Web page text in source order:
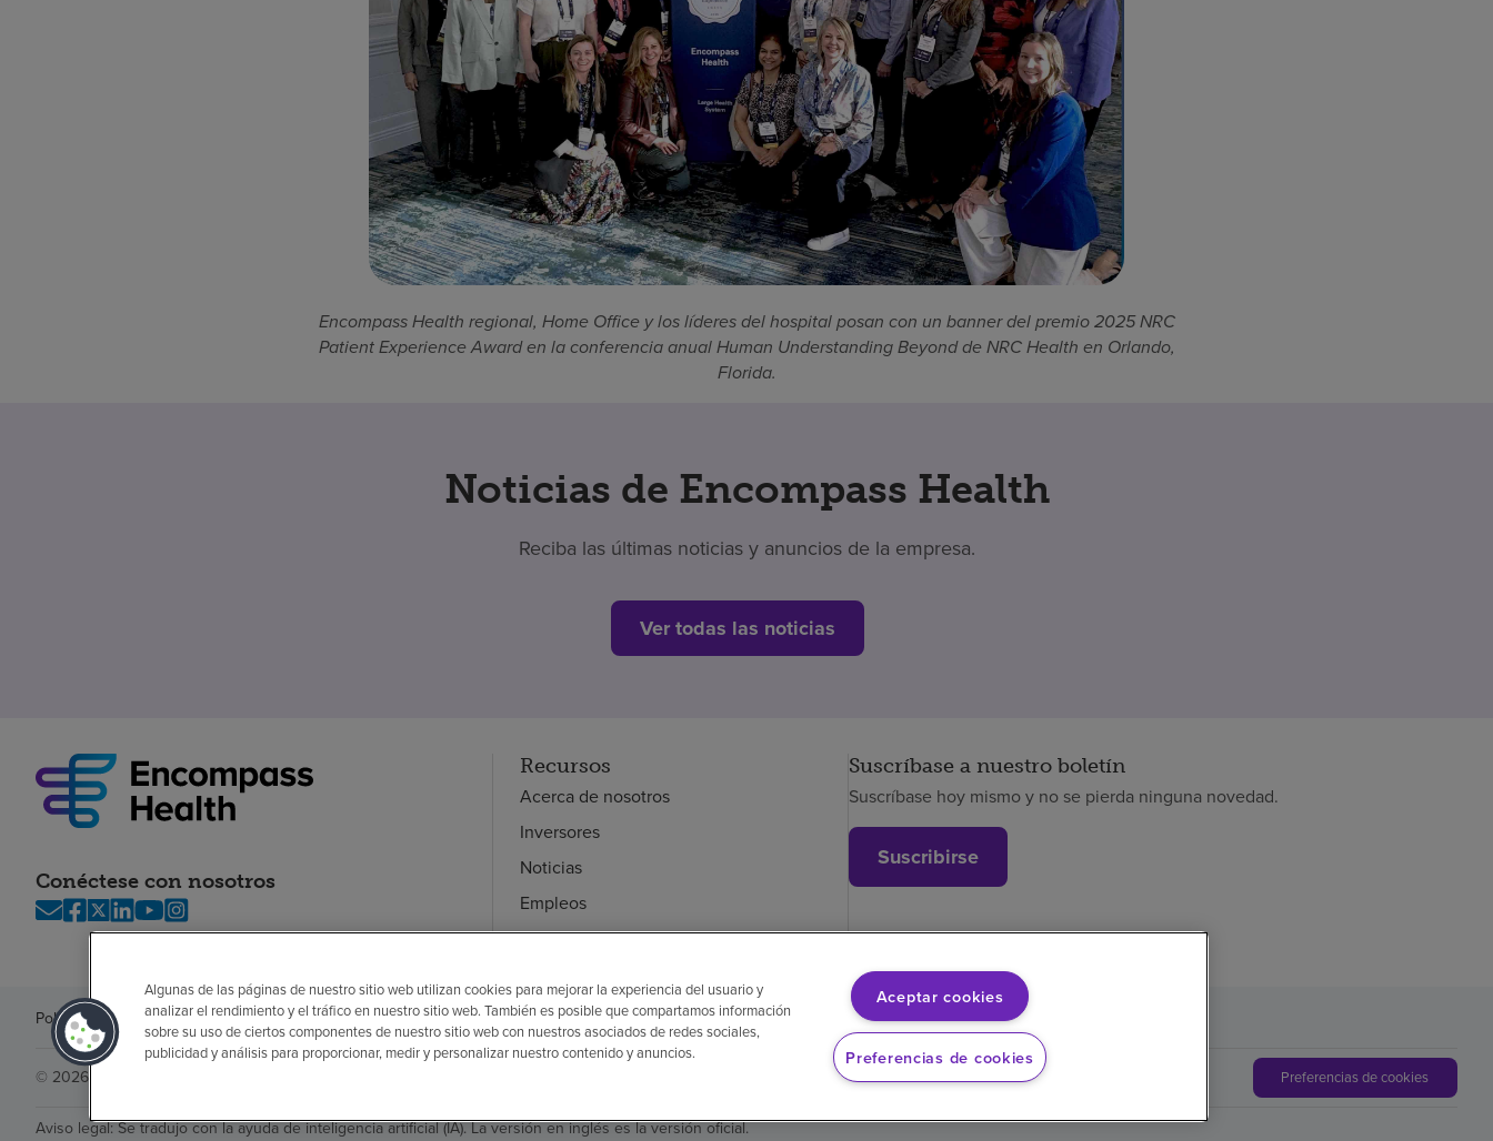
Encompass Health regional, Home Office y los líderes del hospital posan con un banner del premio 2025 NRC
Patient Experience Award en la conferencia anual Human Understanding Beyond de NRC Health en Orlando,
Florida.
Noticias de Encompass Health
Reciba las últimas noticias y anuncios de la empresa.
Ver todas las noticias
Conéctese con nosotros
Recursos
Acerca de nosotros
Inversores
Noticias
Empleos
Empleados
Suscríbase a nuestro boletín
Suscríbase hoy mismo y no se pierda ninguna novedad.
Suscribirse
Política de privacidadLegalSin sorpresas AccesibilidadSi no habla inglésAviso de no discriminaciónCumplimiento de los proveedores
© 2026 Encompass Health Corporation Preferencias de cookies
Aviso legal: Se tradujo con la ayuda de inteligencia artificial (IA). La versión en inglés es la versión oficial.
Algunas de las páginas de nuestro sitio web utilizan cookies para mejorar la experiencia del usuario y
analizar el rendimiento y el tráfico en nuestro sitio web. También es posible que compartamos información
sobre su uso de ciertos componentes de nuestro sitio web con nuestros asociados de redes sociales,
publicidad y análisis para proporcionar, medir y personalizar nuestro contenido y anuncios.
Aceptar cookies
Preferencias de cookies